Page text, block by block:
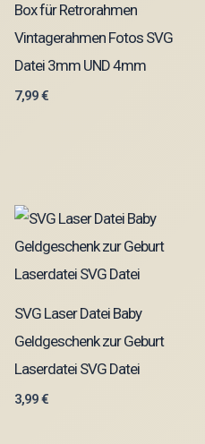
Box für Retrorahmen
Vintagerahmen Fotos SVG
Datei 3mm UND 4mm
7,99€
SVG Laser Datei Baby
Geldgeschenk zur Geburt
Laserdatei SVG Datei
3,99€